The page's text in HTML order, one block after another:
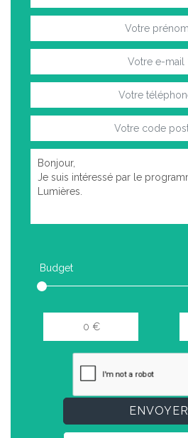
Budget
ENVOYER